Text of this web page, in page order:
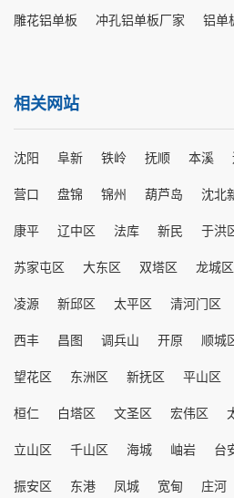
雕花铝单板
冲孔铝单板厂家 铝单
相关网站
沈阳 阜新 铁岭 抚顺 本溪
营口
盘锦 锦州 葫芦岛 沈北
康平
辽中区 法库 新民 于洪
苏家屯区
大东区 双塔区 龙城区
凌源
新邱区 太平区 清河门区
西丰
昌图 调兵山 开原 顺城
望花区
东洲区 新抚区 平山区
桓仁
白塔区 文圣区 宏伟区
立山区
千山区 海城 岫岩 台
振安区
东港 凤城 宽甸 庄河